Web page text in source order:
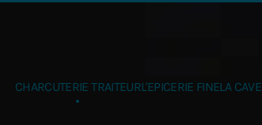
CHARCUTERIE TRAITEURL'EPICERIE FINELA CAVE